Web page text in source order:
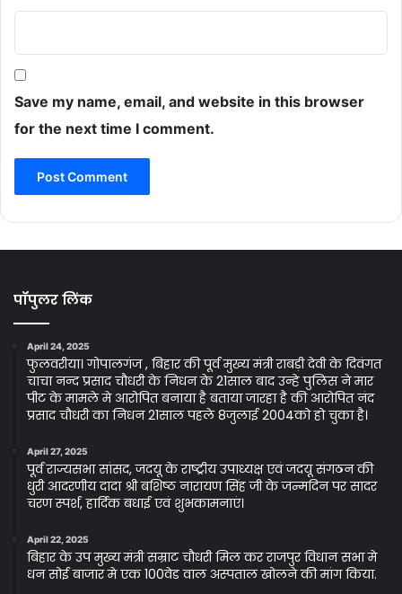
Save my name, email, and website in this browser
for the next time I comment.
पॉपुलर लिंक
April 24, 2025
फुलवरीया। गोपालगंज , बिहार की पूर्व मुख्य मंत्री राबड़ी देवी के दिवंगत
चाचा नन्द प्रसाद चौधरी के निधन के 21साल बाद उन्हे पुलिस ने मार
पीट के मामले मे आरोपित बनाया है बताया जारहा है की आरोपित नंद
प्रसाद चौधरी का निधन 21साल पहले 8जुलाई 2004को हो चुका है।
April 27, 2025
पूर्व राज्यसभा सांसद, जदयू के राष्ट्रीय उपाध्यक्ष एवं जदयू संगठन की
धुरी आदरणीय दादा श्री बशिष्ठ नारायण सिंह जी के जन्मदिन पर सादर
चरण स्पर्श, हार्दिक बधाई एवं शुभकामनाएं।
April 22, 2025
बिहार के उप मुख्य मंत्री सम्राट चौधरी मिल कर राजपुर विधान सभा मे
धन सोई बाजार मे एक 100वेड वाल अस्पताल खोलने की मांग किया.